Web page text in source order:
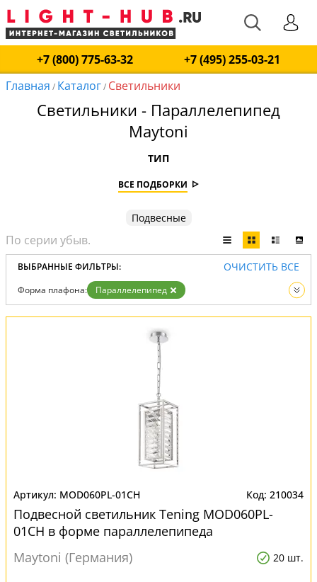
+7 (800) 775-63-32
+7 (495) 255-03-21
Главная / Каталог/ Светильники
Светильники - Параллелепипед
Maytoni
ТИП
ВСЕ ПОДБОРКИ
Подвесные
ВЫБРАННЫЕ ФИЛЬТРЫ: ОЧИСТИТЬ ВСЕ
Форма плафона:
Параллелепипед
Вид:
Светильники
MOD060PL-01CH 210034
Подвесной светильник Tening MOD060PL-
01CH в форме параллелепипеда
Maytoni (Германия)
20 шт.